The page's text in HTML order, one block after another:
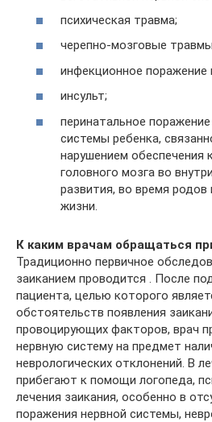
психическая травма;
черепно-мозговые
инфекционное поражение
инсульт;
перинатальное
системы ребенка,
нарушением обеспечения
головного мозга во
развития, во время
жизни.
К каким врачам обращаться
Традиционно первичное
заиканием проводится . После
пациента, целью которого
обстоятельств появления
провоцирующих факторов, врач
нервную систему на предмет
неврологических отклонений. В
прибегают к помощи логопеда,
лечения заикания, особенно в
поражения нервной системы,